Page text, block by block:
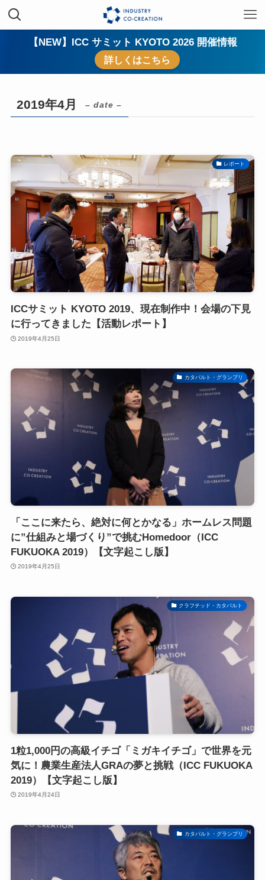
【NEW】ICC サミット KYOTO 2026 開催情報
詳しくはこちら
2019年4月 – date –
レポート
ICCサミット KYOTO 2019、現在制作中！会場の下見
に行ってきました【活動レポート】
2019年4月25日
カタパルト・グランプリ
「ここに来たら、絶対に何とかなる」ホームレス問題
に”仕組みと場づくり”で挑むHomedoor（ICC
FUKUOKA 2019）【文字起こし版】
2019年4月25日
クラフテッド・カタパルト
1粒1,000円の高級イチゴ「ミガキイチゴ」で世界を元
気に！農業生産法人GRAの夢と挑戦（ICC FUKUOKA
2019）【文字起こし版】
2019年4月24日
カタパルト・グランプリ